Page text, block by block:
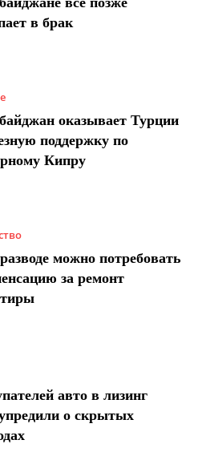
в брак
оказывает Турции
поддержку по
Кипру
можно потребовать
за ремонт
авто в лизинг
о скрытых